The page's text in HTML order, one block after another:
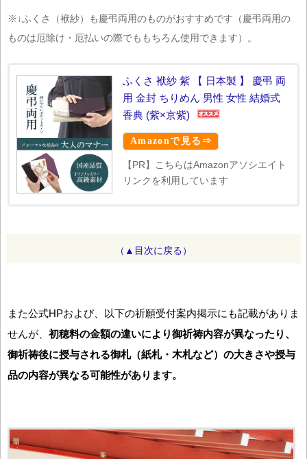
※↓ふくさ（袱紗）も慶弔両用のものがおすすめです（慶弔両用の
ものは厄除け・厄払いの際でももちろん使用できます）。
ふくさ 袱紗 紫 【 日本製 】 慶弔 両
用 金封 ちりめん 男性 女性 結婚式
香典 (紫×京紫)
Amazonで見る⇒
【PR】こちらはAmazonアソシエイト
リンクを利用しています
（▲目次に戻る）
また公式HPおよび、以下の祈願受付案内掲示にも記載がありま
せんが、 初穂料の金額の違いにより御祈祷内容が異なったり、
御祈祷後に授与される御札（紙札・木札など）の大きさや授与
品の内容が異なる可能性があります。